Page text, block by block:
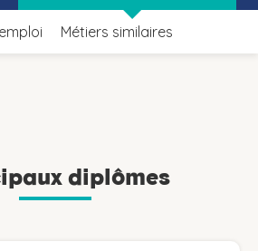
Métiers similaires
diplômes